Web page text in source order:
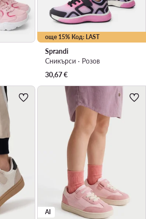
още 15% Код: LAST
Sprandi
Сникърси · Розов
30,67€
AI